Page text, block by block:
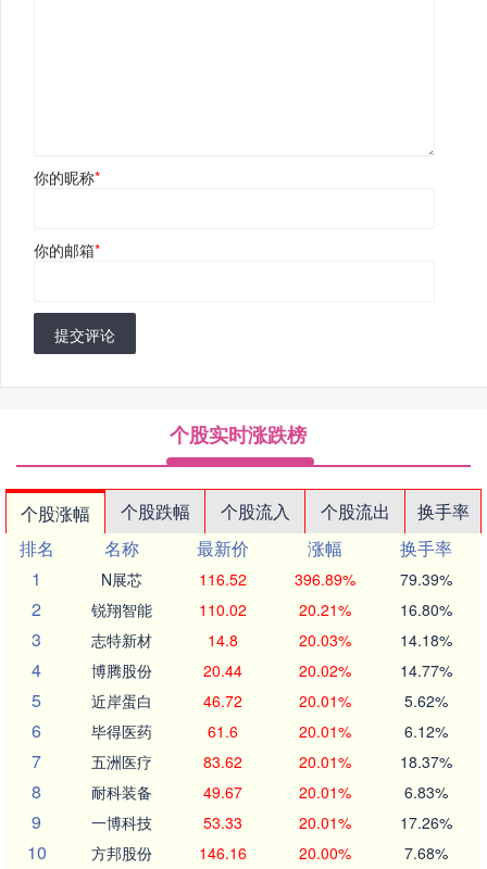
你的昵称*
你的邮箱*
提交评论
个股实时涨跌榜
个股涨幅 个股跌幅 个股流入 个股流出
换手率
排名
名称 最新价 涨幅
换手率
1
N展芯 116.52 396.89% 79.39%
2 锐翔智能 110.02 20.21% 16.80%
3 志特新材 14.8 20.03% 14.18%
4 博腾股份 20.44 20.02% 14.77%
5 近岸蛋白 46.72 20.01% 5.62%
6 毕得医药 61.6 20.01% 6.12%
7 五洲医疗 83.62 20.01% 18.37%
8 耐科装备 49.67 20.01% 6.83%
9 一博科技 53.33 20.01% 17.26%
10 方邦股份 146.16 20.00% 7.68%